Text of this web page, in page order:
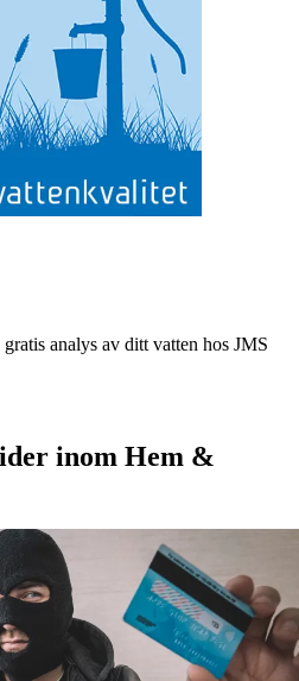
analys av ditt vatten hos JMS
inom Hem &